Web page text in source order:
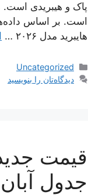
پاک و هیبریدی است.
است. بر اساس
هایبرید مدل ۲۰۲۶ …
دسته‌ها
Uncategorized
دیدگاه‌تان را بنویسید
قیمت
جدول آبان ۱۴۰۴